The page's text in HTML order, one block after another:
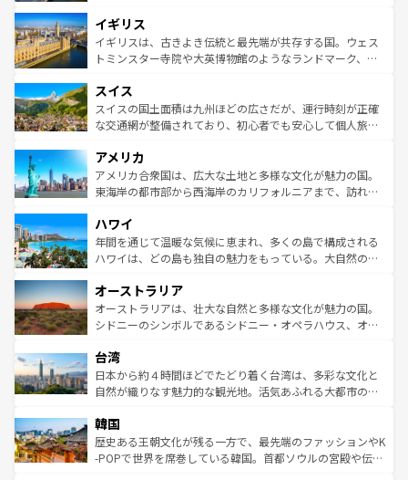
いる。シャンパンの発祥地であるランス、プロヴァンスの
香り高いラベンダー畑など、多彩な楽しみ方が可能だ。さ
らに、パリ以外の地域にも魅力が溢れており、どの街角に
れる地方に足を運ぶとそれぞれで全く異なる文化を体験で
きるだろう。 なお、新着のフランス情報はコンテンツ一覧
を参照してほしい。
顔を持つこの国は、どこを歩いても飽きることがない。ベ
ルリンの文化的活気、バイエルン州のアルプスの絶景、そ
してライン川沿いのワイン畑といった風景は必見。ビール
は、お酒好きな人にはぜひ体験してほしい。 なお、新着の
ドイツ情報はコンテンツ一覧を参照してほしい。
イギリス
イギリスは、古きよき伝統と最先端が共存する国。ウェス
トミンスター寺院や大英博物館のようなランドマーク、歴
リアごとに異なる魅力がある。また、優雅なアフタヌーン
ティー、ビール好きにはたまらない英国パブ、サッカー観
戦など、本場だからこそできる体験も豊富。イギリスを旅
ンツ一覧を参照してほしい。
スイス
スイスの国土面積は九州ほどの広さだが、運行時刻が正確
な交通網が整備されており、初心者でも安心して個人旅行
の建物がそのまま残る町や、スイスならではのユニークな
博物館もあり、アルプス観光だけでなく町歩きも満喫する
ことができる。国民の所得が高いため物価も高いが、旅行
ば市内交通費無料で観光を楽しむこともできる。 なお、新
着のスイス情報はコンテンツ一覧 を参照してほしい。
アメリカ
アメリカ合衆国は、広大な土地と多様な文化が魅力の国。
東海岸の都市部から西海岸のカリフォルニアまで、訪れる
のような巨大都市は、観光、ショッピング、エンターテイ
ンメントが詰まった刺激的なスポットだ。一方、アメリカ
西部には大自然が広がり、グランドキャニオンやイエロー
部のニューオーリンズでは、音楽と美食が融合した独特の
文化が魅力。旅行者はアメリカの各地域で異なる魅力を楽
しみながら、その多様性と豊かな歴史を感じることができ
ならではの贅沢な旅のスタイルだ。 なお、新着のアメリカ
情報はコンテンツ一覧を参照してほしい。
ハワイ
年間を通じて温暖な気候に恵まれ、多くの島で構成される
ハワイは、どの島も独自の魅力をもっている。大自然の神
ワイ島は見逃せない。また、定番の観光地といえばオアフ
島だが、静かな自然を求めるならマウイ島やカウアイ島が
おすすめ。エメラルドグリーンに輝く海をはじめ、豊かな
れるおもてなしの心で訪れる人々を迎えてくれるハワイの
人々、おいしいローカルフードやハワイアンミュージッ
ク、伝統的なフラダンスなど、すべてがハワイの魅力を彩
ワイを、存分に味わってほしい。 なお、新着のハワイ情報
はコンテンツ一覧を参照してほしい。
オーストラリア
オーストラリアは、壮大な自然と多様な文化が魅力の国。
シドニーのシンボルであるシドニー・オペラハウス、オー
リアリーフや大陸中央部にそびえるウルル（エアーズロッ
ク）、タスマニアの美しい原生林やケアンズの熱帯雨林な
ど、見どころがたくさん。また、カフェやワイン、オージ
いる。アクティビティも充実しており、サーフィンやダイ
ビング、ハイキングなど、アウトドア好きにはたまらな
い。オーストラリアの多彩な魅力を存分に味わいつくそ
台湾
日本から約４時間ほどでたどり着く台湾は、多彩な文化と
自然が織りなす魅力的な観光地。活気あふれる大都市の台
ン）、静ひつな山岳地帯である台湾東部など、都市の喧騒
と山間の静けさが共存しており、訪れる人に新しい発見と
驚きをもたらしてくれる。また、奥深い台湾の食文化も魅
韓国
歴史ある王朝文化が残る一方で、最先端のファッションやK
-POPで世界を席巻している韓国。首都ソウルの宮殿や伝統